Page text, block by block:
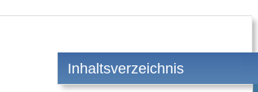
Inhaltsverzeichnis